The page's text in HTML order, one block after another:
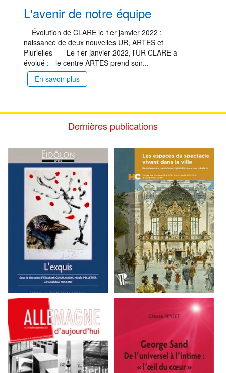
L'avenir de notre équipe
Évolution de CLARE le 1er janvier 2022 :
naissance de deux nouvelles UR, ARTES et
Plurielles Le 1er janvier 2022, l'UR CLARE a
évolué : - le centre ARTES prend son...
En savoir plus
Dernières publications